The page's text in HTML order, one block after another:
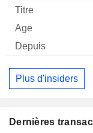
Plus d'insiders
Dernières